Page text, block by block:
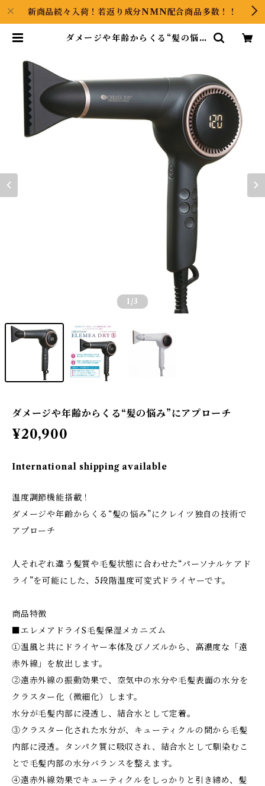
新商品続々入荷！若返り成分NMN配合商品多数！！
ダメージや年齢からくる“髪の悩
1 /3
ダメージや年齢からくる“髪の悩み”にアプローチ
¥20,900
International shipping available
温度調節機能搭載！
ダメージや年齢からくる“髪の悩み”にクレイツ独自の技術で
アプローチ
人それぞれ違う髪質や毛髪状態に合わせた“パーソナルケアド
ライ”を可能にした、5段階温度可変式ドライヤーです。
商品特徴
■エレメアドライS毛髪保湿メカニズム
①温風と共にドライヤー本体及びノズルから、高濃度な「遠
赤外線」を放出します。
②遠赤外線の振動効果で、空気中の水分や毛髪表面の水分を
クラスター化（微細化）します。
水分が毛髪内部に浸透し、結合水として定着。
③クラスター化された水分が、キューティクルの間から毛髪
内部に浸透。タンパク質に吸収され、結合水として馴染むこ
とで毛髪内部の水分バランスを整えます。
④遠赤外線効果でキューティクルをしっかりと引き締め、髪